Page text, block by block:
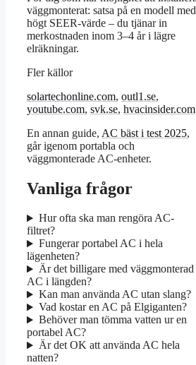
väggmonterat: satsa på en modell med
högt SEER-värde – du tjänar in
merkostnaden inom 3–4 år i lägre
elräkningar.
Fler källor
solartechonline.com, outl1.se,
youtube.com, svk.se, hvacinsider.com
En annan guide, AC bäst i test 2025,
går igenom portabla och
väggmonterade AC-enheter.
Vanliga frågor
Hur ofta ska man rengöra AC-
filtret?
Fungerar portabel AC i hela
lägenheten?
Är det billigare med väggmonterad
AC i längden?
Kan man använda AC utan slang?
Vad kostar en AC på Elgiganten?
Behöver man tömma vatten ur en
portabel AC?
Är det OK att använda AC hela
natten?